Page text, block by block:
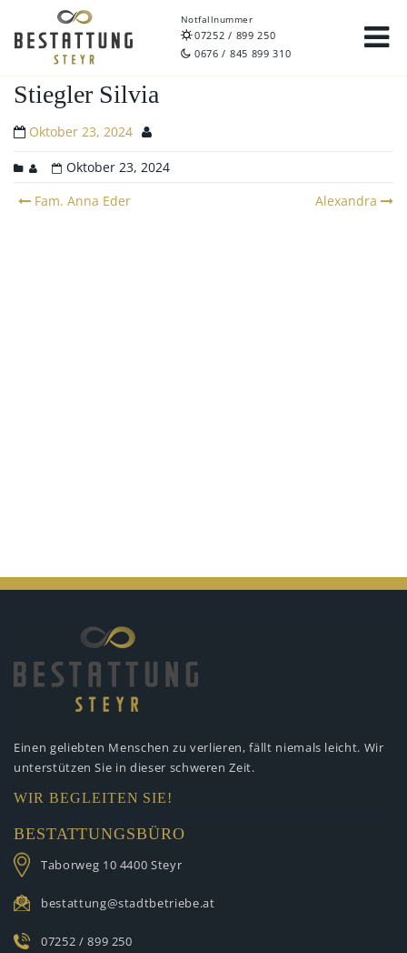
Notfallnummer
07252 / 899 250
0676 / 845 899 310
Stiegler Silvia
Oktober 23, 2024
Oktober 23, 2024
Post
Fam. Anna Eder Alexandra
Einen geliebten Menschen zu verlieren, fällt niemals leicht. Wir
unterstützen Sie in dieser schweren Zeit.
WIR BEGLEITEN SIE!
BESTATTUNGSBÜRO
Taborweg 10 4400 Steyr
bestattung@stadtbetriebe.at
07252 / 899 250